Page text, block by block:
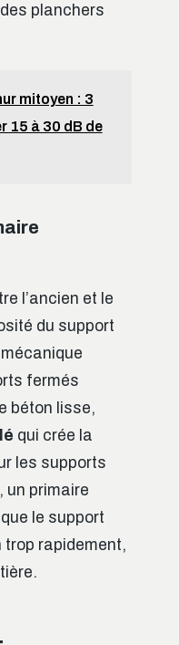
planchers
mitoyen : 3
15 à 30 dB de
l’ancien et le
du support
fermés
béton lisse,
qui crée la
les supports
un primaire
le support
trop rapidement,